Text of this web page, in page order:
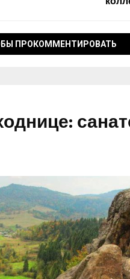
ПРОКОММЕНТИРОВАТЬ